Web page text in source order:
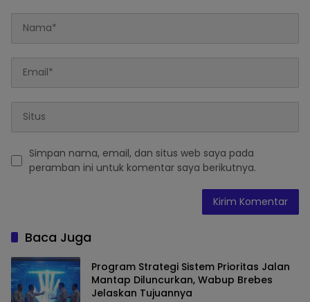
Simpan nama, email, dan situs web saya pada
peramban ini untuk komentar saya berikutnya.
Baca Juga
Program Strategi Sistem Prioritas Jalan
Mantap Diluncurkan, Wabup Brebes
Jelaskan Tujuannya